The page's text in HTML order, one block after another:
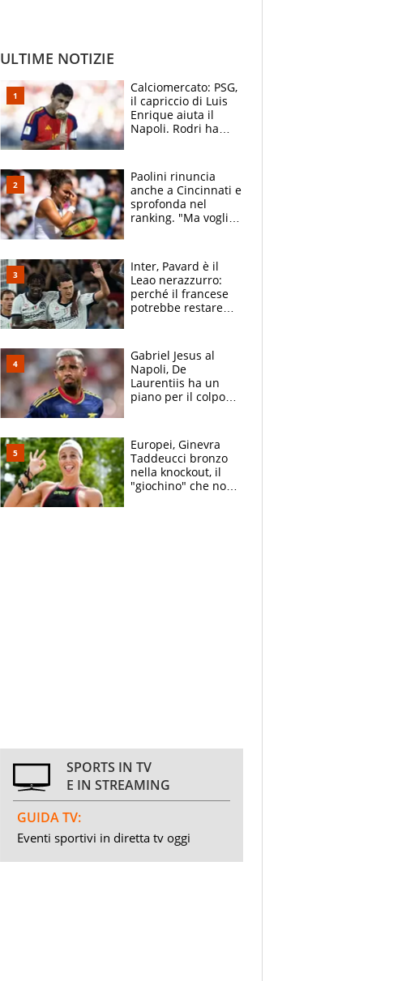
ULTIME NOTIZIE
Calciomercato: PSG,
il capriccio di Luis
Enrique aiuta il
Napoli. Rodri ha
Fernandez
Paolini rinuncia
anche a Cincinnati e
sprofonda nel
ranking. "Ma voglio
Inter, Pavard è il
Leao nerazzurro:
perché il francese
potrebbe restare
Gabriel Jesus al
Napoli, De
Laurentiis ha un
piano per il colpo
Lucca
Europei, Ginevra
Taddeucci bronzo
nella knockout, il
"giochino" che non
SPORTS IN TV
E IN STREAMING
GUIDA TV:
Eventi sportivi in diretta tv oggi